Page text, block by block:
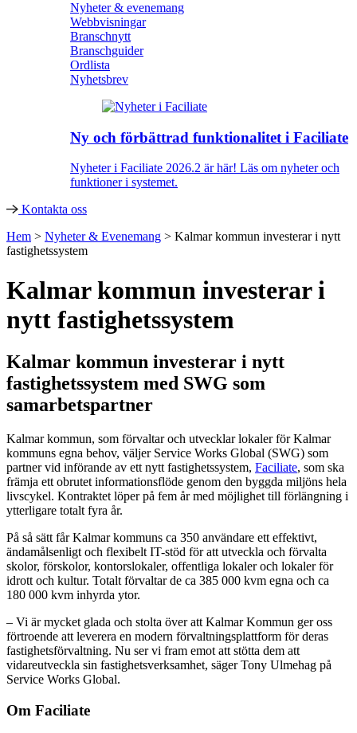
Nyheter & evenemang
Webbvisningar
Branschnytt
Branschguider
Ordlista
Nyhetsbrev
Ny och förbättrad funktionalitet i Faciliate
Nyheter i Faciliate 2026.2 är här! Läs om nyheter och
funktioner i systemet.
Kontakta oss
Hem > Nyheter & Evenemang > Kalmar kommun investerar i nytt
fastighetssystem
Kalmar kommun investerar i
nytt fastighetssystem
Kalmar kommun investerar i nytt
fastighetssystem med SWG som
samarbetspartner
Kalmar kommun, som förvaltar och utvecklar lokaler för Kalmar
kommuns egna behov, väljer Service Works Global (SWG) som
partner vid införande av ett nytt fastighetssystem, Faciliate, som ska
främja ett obrutet informationsflöde genom den byggda miljöns hela
livscykel. Kontraktet löper på fem år med möjlighet till förlängning i
ytterligare totalt fyra år.
På så sätt får Kalmar kommuns ca 350 användare ett effektivt,
ändamålsenligt och flexibelt IT-stöd för att utveckla och förvalta
skolor, förskolor, kontorslokaler, offentliga lokaler och lokaler för
idrott och kultur. Totalt förvaltar de ca 385 000 kvm egna och ca
180 000 kvm inhyrda ytor.
– Vi är mycket glada och stolta över att Kalmar Kommun ger oss
förtroende att leverera en modern förvaltningsplattform för deras
fastighetsförvaltning. Nu ser vi fram emot att stötta dem att
vidareutveckla sin fastighetsverksamhet, säger Tony Ulmehag på
Service Works Global.
Om Faciliate